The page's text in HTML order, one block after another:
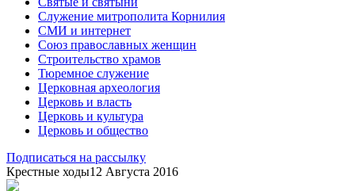
Служение митрополита Корнилия
СМИ и интернет
Союз православных женщин
Строительство храмов
Тюремное служение
Церковная археология
Церковь и власть
Церковь и культура
Церковь и общество
Подписаться на рассылку
Крестные ходы12 Августа 2016